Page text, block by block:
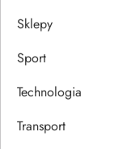
Sklepy
Sport
Technologia
Transport